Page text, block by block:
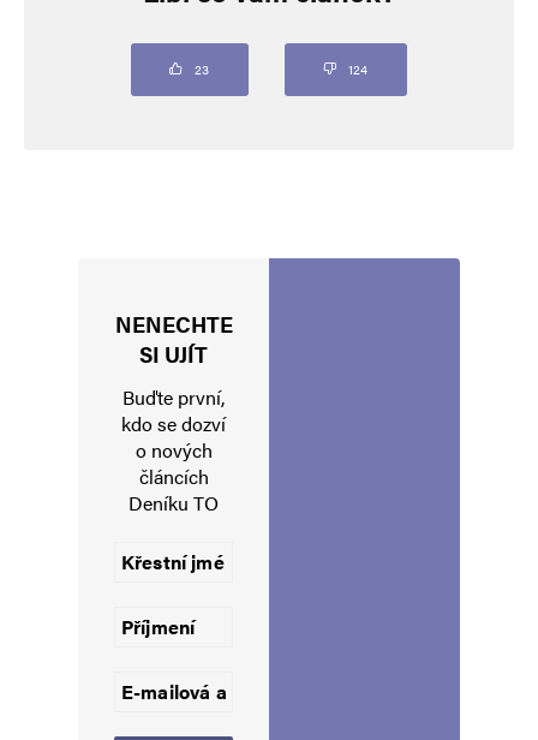
23 124
NENECHTE
SI UJÍT
Buďte první,
kdo se dozví
o nových
článcích
Deníku TO